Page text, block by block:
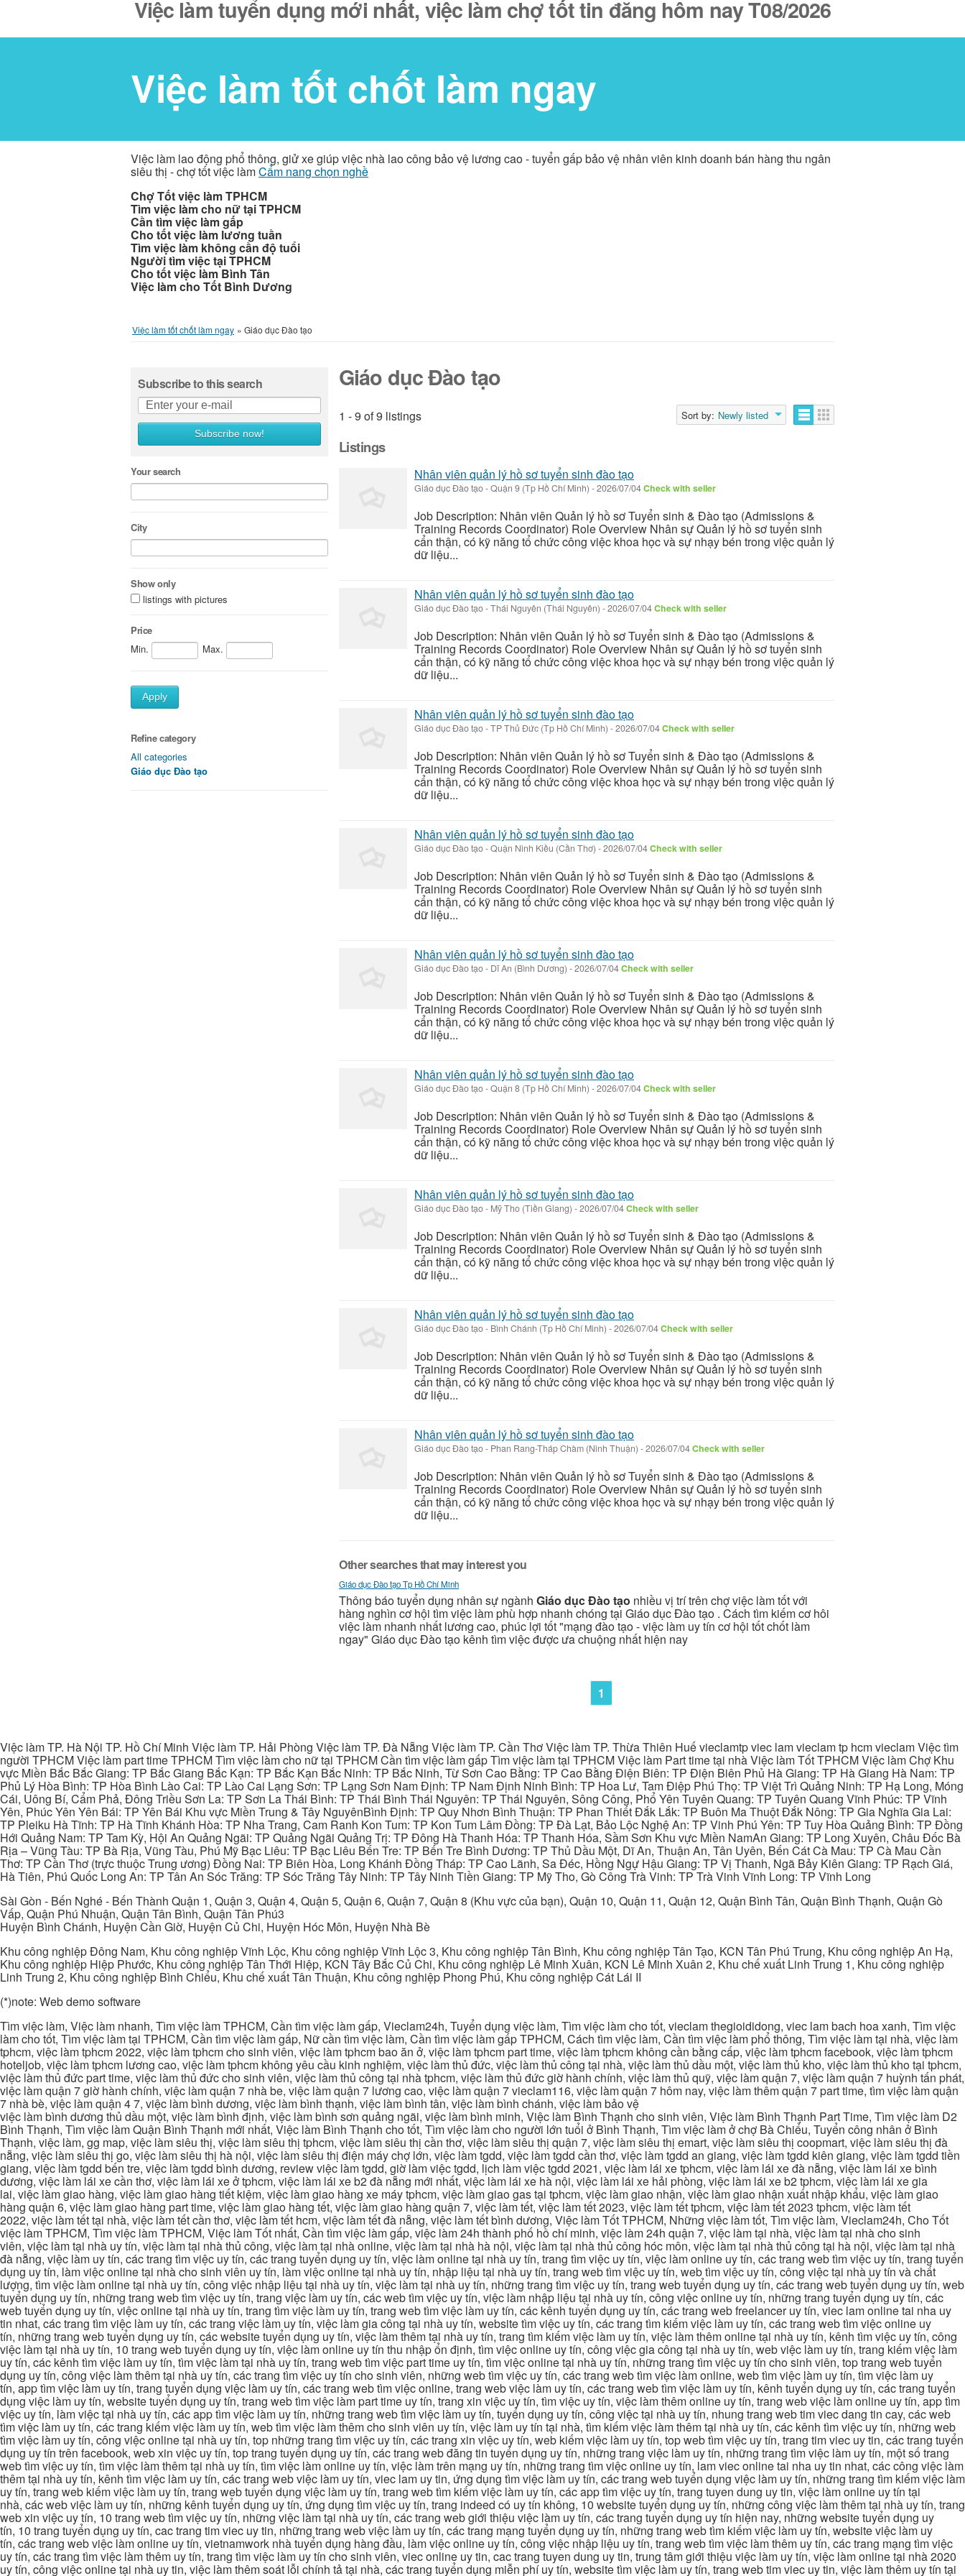
Việc làm tuyển dụng mới nhất, việc làm chợ tốt tin đăng hôm nay T08/2026
Việc làm tốt chốt làm ngay
Việc làm lao động phổ thông, giử xe giúp việc nhà lao công bảo vệ lương cao - tuyển gấp bảo vệ nhân viên kinh doanh bán hàng thu ngân
siêu thị - chợ tốt việc làmCẩm nang chọn nghề
Chợ Tốt việc làm TPHCM
Tìm việc làm cho nữ tại TPHCM
Cần tìm việc làm gấp
Cho tốt việc làm lương tuần
Tìm việc làm không cần độ tuổi
Người tìm việc tại TPHCM
Cho tốt việc làm Bình Tân
Việc làm cho Tốt Bình Dương
Việc làm tốt chốt làm ngay » Giáo dục Đào tạo
Subscribe to this search
Subscribe now!
Your search
City
Show only
listings with pictures
Price
Min.
Max.
Apply
Refine category
All categories
Giáo dục Đào tạo
Giáo dục Đào tạo
1 - 9 of 9 listings Sort by: Newly listed
Listings
Nhân viên quản lý hồ sơ tuyển sinh đào tạo
Giáo dục Đào tạo-Quận 9 (Tp Hồ Chí Minh) -2026/07/04Check with seller
Job Description: Nhân viên Quản lý hồ sơ Tuyển sinh & Đào tạo (Admissions &
Training Records Coordinator) Role Overview Nhân sự Quản lý hồ sơ tuyển sinh
cẩn thận, có kỹ năng tổ chức công việc khoa học và sự nhạy bén trong việc quản lý
dữ liệu...
Nhân viên quản lý hồ sơ tuyển sinh đào tạo
Giáo dục Đào tạo-Thái Nguyên (Thái Nguyên) -2026/07/04Check with seller
Job Description: Nhân viên Quản lý hồ sơ Tuyển sinh & Đào tạo (Admissions &
Training Records Coordinator) Role Overview Nhân sự Quản lý hồ sơ tuyển sinh
cẩn thận, có kỹ năng tổ chức công việc khoa học và sự nhạy bén trong việc quản lý
dữ liệu...
Nhân viên quản lý hồ sơ tuyển sinh đào tạo
Giáo dục Đào tạo-TP Thủ Đức (Tp Hồ Chí Minh) -2026/07/04Check with seller
Job Description: Nhân viên Quản lý hồ sơ Tuyển sinh & Đào tạo (Admissions &
Training Records Coordinator) Role Overview Nhân sự Quản lý hồ sơ tuyển sinh
cẩn thận, có kỹ năng tổ chức công việc khoa học và sự nhạy bén trong việc quản lý
dữ liệu...
Nhân viên quản lý hồ sơ tuyển sinh đào tạo
Giáo dục Đào tạo-Quận Ninh Kiều (Cần Thơ) -2026/07/04Check with seller
Job Description: Nhân viên Quản lý hồ sơ Tuyển sinh & Đào tạo (Admissions &
Training Records Coordinator) Role Overview Nhân sự Quản lý hồ sơ tuyển sinh
cẩn thận, có kỹ năng tổ chức công việc khoa học và sự nhạy bén trong việc quản lý
dữ liệu...
Nhân viên quản lý hồ sơ tuyển sinh đào tạo
Giáo dục Đào tạo- Dĩ An (Bình Dương) -2026/07/04Check with seller
Job Description: Nhân viên Quản lý hồ sơ Tuyển sinh & Đào tạo (Admissions &
Training Records Coordinator) Role Overview Nhân sự Quản lý hồ sơ tuyển sinh
cẩn thận, có kỹ năng tổ chức công việc khoa học và sự nhạy bén trong việc quản lý
dữ liệu...
Nhân viên quản lý hồ sơ tuyển sinh đào tạo
Giáo dục Đào tạo-Quận 8 (Tp Hồ Chí Minh) -2026/07/04Check with seller
Job Description: Nhân viên Quản lý hồ sơ Tuyển sinh & Đào tạo (Admissions &
Training Records Coordinator) Role Overview Nhân sự Quản lý hồ sơ tuyển sinh
cẩn thận, có kỹ năng tổ chức công việc khoa học và sự nhạy bén trong việc quản lý
dữ liệu...
Nhân viên quản lý hồ sơ tuyển sinh đào tạo
Giáo dục Đào tạo- Mỹ Tho (Tiền Giang) -2026/07/04Check with seller
Job Description: Nhân viên Quản lý hồ sơ Tuyển sinh & Đào tạo (Admissions &
Training Records Coordinator) Role Overview Nhân sự Quản lý hồ sơ tuyển sinh
cẩn thận, có kỹ năng tổ chức công việc khoa học và sự nhạy bén trong việc quản lý
dữ liệu...
Nhân viên quản lý hồ sơ tuyển sinh đào tạo
Giáo dục Đào tạo- Bình Chánh (Tp Hồ Chí Minh) -2026/07/04Check with seller
Job Description: Nhân viên Quản lý hồ sơ Tuyển sinh & Đào tạo (Admissions &
Training Records Coordinator) Role Overview Nhân sự Quản lý hồ sơ tuyển sinh
cẩn thận, có kỹ năng tổ chức công việc khoa học và sự nhạy bén trong việc quản lý
dữ liệu...
Nhân viên quản lý hồ sơ tuyển sinh đào tạo
Giáo dục Đào tạo- Phan Rang-Tháp Chàm (Ninh Thuận) -2026/07/04Check with seller
Job Description: Nhân viên Quản lý hồ sơ Tuyển sinh & Đào tạo (Admissions &
Training Records Coordinator) Role Overview Nhân sự Quản lý hồ sơ tuyển sinh
cẩn thận, có kỹ năng tổ chức công việc khoa học và sự nhạy bén trong việc quản lý
dữ liệu...
Other searches that may interest you
Giáo dục Đào tạo Tp Hồ Chí Minh
Thông báo tuyển dụng nhân sự ngành Giáo dục Đào tạo nhiều vị trí trên chợ việc làm tốt với
hàng nghìn cơ hội tìm việc làm phù hợp nhanh chóng tại Giáo dục Đào tạo . Cách tìm kiếm cơ hôi
việc làm nhanh nhất lương cao, phúc lợi tốt "mạng đào tạo - việc làm uy tín cơ hội tốt chốt làm
ngay" Giáo dục Đào tạo kênh tìm việc được ưa chuộng nhất hiện nay
1
Việc làm TP. Hà Nội TP. Hồ Chí Minh Việc làm TP. Hải Phòng Việc làm TP. Đà Nẵng Việc làm TP. Cần Thơ Việc làm TP. Thừa Thiên Huế vieclamtp viec lam vieclam tp hcm vieclam Việc tìm
người TPHCM Việc làm part time TPHCM Tìm việc làm cho nữ tại TPHCM Cần tìm việc làm gấp Tìm việc làm tại TPHCM Việc làm Part time tại nhà Việc làm Tốt TPHCM Việc làm Chợ Khu
vực Miền Bắc Bắc Giang: TP Bắc Giang Bắc Kạn: TP Bắc Kạn Bắc Ninh: TP Bắc Ninh, Từ Sơn Cao Bằng: TP Cao Bằng Điện Biên: TP Điện Biên Phủ Hà Giang: TP Hà Giang Hà Nam: TP
Phủ Lý Hòa Bình: TP Hòa Bình Lào Cai: TP Lào Cai Lạng Sơn: TP Lạng Sơn Nam Định: TP Nam Định Ninh Bình: TP Hoa Lư, Tam Điệp Phú Thọ: TP Việt Trì Quảng Ninh: TP Hạ Long, Móng
Cái, Uông Bí, Cẩm Phả, Đông Triều Sơn La: TP Sơn La Thái Bình: TP Thái Bình Thái Nguyên: TP Thái Nguyên, Sông Công, Phổ Yên Tuyên Quang: TP Tuyên Quang Vĩnh Phúc: TP Vĩnh
Yên, Phúc Yên Yên Bái: TP Yên Bái Khu vực Miền Trung & Tây NguyênBình Định: TP Quy Nhơn Bình Thuận: TP Phan Thiết Đắk Lắk: TP Buôn Ma Thuột Đắk Nông: TP Gia Nghĩa Gia Lai:
TP Pleiku Hà Tĩnh: TP Hà Tĩnh Khánh Hòa: TP Nha Trang, Cam Ranh Kon Tum: TP Kon Tum Lâm Đồng: TP Đà Lạt, Bảo Lộc Nghệ An: TP Vinh Phú Yên: TP Tuy Hòa Quảng Bình: TP Đồng
Hới Quảng Nam: TP Tam Kỳ, Hội An Quảng Ngãi: TP Quảng Ngãi Quảng Trị: TP Đông Hà Thanh Hóa: TP Thanh Hóa, Sầm Sơn Khu vực Miền NamAn Giang: TP Long Xuyên, Châu Đốc Bà
Rịa – Vũng Tàu: TP Bà Rịa, Vũng Tàu, Phú Mỹ Bạc Liêu: TP Bạc Liêu Bến Tre: TP Bến Tre Bình Dương: TP Thủ Dầu Một, Dĩ An, Thuận An, Tân Uyên, Bến Cát Cà Mau: TP Cà Mau Cần
Thơ: TP Cần Thơ (trực thuộc Trung ương) Đồng Nai: TP Biên Hòa, Long Khánh Đồng Tháp: TP Cao Lãnh, Sa Đéc, Hồng Ngự Hậu Giang: TP Vị Thanh, Ngã Bảy Kiên Giang: TP Rạch Giá,
Hà Tiên, Phú Quốc Long An: TP Tân An Sóc Trăng: TP Sóc Trăng Tây Ninh: TP Tây Ninh Tiền Giang: TP Mỹ Tho, Gò Công Trà Vinh: TP Trà Vinh Vĩnh Long: TP Vĩnh Long
Sài Gòn - Bến Nghé - Bến Thành Quận 1, Quận 3, Quận 4, Quận 5, Quận 6, Quận 7, Quận 8 (Khu vực của bạn), Quận 10, Quận 11, Quận 12, Quận Bình Tân, Quận Bình Thạnh, Quận Gò
Vấp, Quận Phú Nhuận, Quận Tân Bình, Quận Tân Phú3
Huyện Bình Chánh, Huyện Cần Giờ, Huyện Củ Chi, Huyện Hóc Môn, Huyện Nhà Bè
Khu công nghiệp Đông Nam, Khu công nghiệp Vĩnh Lộc, Khu công nghiệp Vĩnh Lộc 3, Khu công nghiệp Tân Bình, Khu công nghiệp Tân Tạo, KCN Tân Phú Trung, Khu công nghiệp An Hạ,
Khu công nghiệp Hiệp Phước, Khu công nghiệp Tân Thới Hiệp, KCN Tây Bắc Củ Chi, Khu công nghiệp Lê Minh Xuân, KCN Lê Minh Xuân 2, Khu chế xuất Linh Trung 1, Khu công nghiệp
Linh Trung 2, Khu công nghiệp Bình Chiểu, Khu chế xuất Tân Thuận, Khu công nghiệp Phong Phú, Khu công nghiệp Cát Lái II
(*)note: Web demo software
Tìm việc làm, Việc làm nhanh, Tìm việc làm TPHCM, Cần tìm việc làm gấp, Vieclam24h, Tuyển dụng việc làm, Tìm việc làm cho tốt, vieclam thegioididong, viec lam bach hoa xanh, Tìm việc
làm cho tốt, Tìm việc làm tại TPHCM, Cần tìm việc làm gấp, Nữ cần tìm việc làm, Cần tìm việc làm gấp TPHCM, Cách tìm việc làm, Cần tìm việc làm phổ thông, Tìm việc làm tại nhà, việc làm
tphcm, việc làm tphcm 2022, việc làm tphcm cho sinh viên, việc làm tphcm bao ăn ở, việc làm tphcm part time, việc làm tphcm không cần bằng cấp, việc làm tphcm facebook, việc làm tphcm
hoteljob, việc làm tphcm lương cao, việc làm tphcm không yêu cầu kinh nghiệm, việc làm thủ đức, việc làm thủ công tại nhà, việc làm thủ dầu một, việc làm thủ kho, việc làm thủ kho tại tphcm,
việc làm thủ đức part time, việc làm thủ đức cho sinh viên, việc làm thủ công tại nhà tphcm, việc làm thủ đức giờ hành chính, việc làm thủ quỹ, việc làm quận 7, việc làm quận 7 huỳnh tấn phát,
việc làm quận 7 giờ hành chính, việc làm quận 7 nhà be, việc làm quận 7 lương cao, việc làm quận 7 vieclam116, việc làm quận 7 hôm nay, việc làm thêm quận 7 part time, tìm việc làm quận
7 nhà bè, việc làm quận 4 7, việc làm bình dương, việc làm bình thạnh, việc làm bình tân, việc làm bình chánh, việc làm bảo vệ
việc làm bình dương thủ dầu một, việc làm bình định, việc làm bình sơn quảng ngãi, việc làm bình minh, Việc làm Bình Thạnh cho sinh viên, Việc làm Bình Thạnh Part Time, Tìm việc làm D2
Bình Thạnh, Tìm việc làm Quận Bình Thạnh mới nhất, Việc làm Bình Thạnh cho tốt, Tìm việc làm cho người lớn tuổi ở Bình Thạnh, Tìm việc làm ở chợ Bà Chiểu, Tuyển công nhân ở Bình
Thạnh, việc làm, gg map, việc làm siêu thị, việc làm siêu thị tphcm, việc làm siêu thị cần thơ, việc làm siêu thị quận 7, việc làm siêu thị emart, việc làm siêu thị coopmart, việc làm siêu thị đà
nẵng, việc làm siêu thị go, việc làm siêu thị hà nội, việc làm siêu thị điện máy chợ lớn, việc làm tgdd, việc làm tgdd cần thơ, việc làm tgdd an giang, việc làm tgdd kiên giang, việc làm tgdd tiền
giang, việc làm tgdd bến tre, việc làm tgdd bình dương, review việc làm tgdd, giờ làm việc tgdd, lịch làm việc tgdd 2021, việc làm lái xe tphcm, việc làm lái xe đà nẵng, việc làm lái xe bình
dương, việc làm lái xe cần thơ, việc làm lái xe ở tphcm, việc làm lái xe b2 đà nẵng mới nhất, việc làm lái xe hà nội, việc làm lái xe hải phòng, việc làm lái xe b2 tphcm, việc làm lái xe gia
lai, việc làm giao hàng, việc làm giao hàng tiết kiệm, việc làm giao hàng xe máy tphcm, việc làm giao gas tại tphcm, việc làm giao nhận, việc làm giao nhận xuất nhập khẩu, việc làm giao
hàng quận 6, việc làm giao hàng part time, việc làm giao hàng tết, việc làm giao hàng quận 7, việc làm tết, việc làm tết 2023, việc làm tết tphcm, việc làm tết 2023 tphcm, việc làm tết
2022, việc làm tết tại nhà, việc làm tết cần thơ, việc làm tết hcm, việc làm tết đà nẵng, việc làm tết bình dương, Việc làm Tốt TPHCM, Những việc làm tốt, Tìm việc làm, Vieclam24h, Cho Tốt
việc làm TPHCM, Tìm việc làm TPHCM, Việc làm Tốt nhất, Cần tìm việc làm gấp, việc làm 24h thành phố hồ chí minh, việc làm 24h quận 7, việc làm tại nhà, việc làm tại nhà cho sinh
viên, việc làm tại nhà uy tín, việc làm tại nhà thủ công, việc làm tại nhà online, việc làm tại nhà hà nội, việc làm tại nhà thủ công hóc môn, việc làm tại nhà thủ công tại hà nội, việc làm tại nhà
đà nẵng, việc làm uy tín, các trang tìm việc uy tín, các trang tuyển dụng uy tín, việc làm online tại nhà uy tín, trang tìm việc uy tín, việc làm online uy tín, các trang web tìm việc uy tín, trang tuyển
dụng uy tín, làm việc online tại nhà cho sinh viên uy tín, làm việc online tại nhà uy tín, nhập liệu tại nhà uy tín, trang web tìm việc uy tín, web tìm việc uy tín, công việc tại nhà uy tín và chất
lượng, tìm việc làm online tại nhà uy tín, công việc nhập liệu tại nhà uy tín, việc làm tại nhà uy tín, những trang tìm việc uy tín, trang web tuyển dụng uy tín, các trang web tuyển dụng uy tín, web
tuyển dụng uy tín, những trang web tìm việc uy tín, trang việc làm uy tín, các web tìm việc uy tín, việc làm nhập liệu tại nhà uy tín, công việc online uy tín, những trang tuyển dụng uy tín, các
web tuyển dụng uy tín, việc online tại nhà uy tín, trang tìm việc làm uy tín, trang web tìm việc làm uy tín, các kênh tuyển dụng uy tín, các trang web freelancer uy tín, viec lam online tai nha uy
tin nhat, các trang tìm việc làm uy tín, các trang việc làm uy tín, việc làm gia công tại nhà uy tín, website tìm việc uy tín, các trang tìm kiếm việc làm uy tín, các trang web tìm việc online uy
tín, những trang web tuyển dụng uy tín, các website tuyển dụng uy tín, việc làm thêm tại nhà uy tín, trang tìm kiếm việc làm uy tín, việc làm thêm online tại nhà uy tín, kênh tìm việc uy tín, công
việc làm tại nhà uy tín, 10 trang web tuyển dụng uy tín, việc làm online uy tín thu nhập ổn định, tìm việc online uy tín, công việc gia công tại nhà uy tín, web việc làm uy tín, trang kiếm việc làm
uy tín, các kênh tìm việc làm uy tín, tìm việc làm tại nhà uy tín, trang web tìm việc part time uy tín, tìm việc online tại nhà uy tín, những trang tìm việc uy tín cho sinh viên, top trang web tuyển
dụng uy tín, công việc làm thêm tại nhà uy tín, các trang tìm việc uy tín cho sinh viên, những web tìm việc uy tín, các trang web tìm việc làm online, web tìm việc làm uy tín, tìm việc làm uy
tín, app tìm việc làm uy tín, trang tuyển dụng việc làm uy tín, các trang web tìm việc online, trang web việc làm uy tín, các trang web tìm việc làm uy tín, kênh tuyển dụng uy tín, các trang tuyển
dụng việc làm uy tín, website tuyển dụng uy tín, trang web tìm việc làm part time uy tín, trang xin việc uy tín, tìm việc uy tín, việc làm thêm online uy tín, trang web việc làm online uy tín, app tìm
việc uy tín, làm việc tại nhà uy tín, các app tìm việc làm uy tín, những trang web tìm việc làm uy tín, tuyển dụng uy tín, công việc tại nhà uy tín, nhung trang web tim viec dang tin cay, các web
tìm việc làm uy tín, các trang kiếm việc làm uy tín, web tìm việc làm thêm cho sinh viên uy tín, việc làm uy tín tại nhà, tìm kiếm việc làm thêm tại nhà uy tín, các kênh tìm việc uy tín, những web
tìm việc làm uy tín, công việc online tại nhà uy tín, top những trang tìm việc uy tín, các trang xin việc uy tín, web kiếm việc làm uy tín, top web tìm việc uy tín, trang tim viec uy tin, các trang tuyển
dụng uy tín trên facebook, web xin việc uy tín, top trang tuyển dụng uy tín, các trang web đăng tin tuyển dụng uy tín, những trang việc làm uy tín, những trang tìm việc làm uy tín, một số trang
web tìm việc uy tín, tìm việc làm thêm tại nhà uy tín, tìm việc làm online uy tín, việc làm trên mạng uy tín, những trang tìm việc online uy tín, lam viec online tai nha uy tin nhat, các công việc làm
thêm tại nhà uy tín, kênh tìm việc làm uy tín, các trang web việc làm uy tín, viec lam uy tin, ứng dụng tìm việc làm uy tín, các trang web tuyển dụng việc làm uy tín, những trang tìm kiếm việc làm
uy tín, trang web kiếm việc làm uy tín, trang web tuyển dụng việc làm uy tín, trang web tìm kiếm việc làm uy tín, các app tìm việc uy tín, trang tuyen dung uy tin, việc làm online uy tín tại
nhà, các web việc làm uy tín, những kênh tuyển dụng uy tín, ứng dụng tìm việc uy tín, trang indeed có uy tín không, 10 website tuyển dụng uy tín, những công việc làm thêm tại nhà uy tín, trang
web xin việc uy tín, 10 trang web tìm việc uy tín, những việc làm tại nhà uy tín, các trang web giới thiệu việc làm uy tín, các trang tuyển dụng uy tín hiện nay, những website tuyển dụng uy
tín, 10 trang tuyển dụng uy tín, cac trang tim viec uy tin, những trang web việc làm uy tín, các trang mạng tuyển dụng uy tín, những trang web tìm kiếm việc làm uy tín, website việc làm uy
tín, các trang web việc làm online uy tín, vietnamwork nhà tuyển dụng hàng đầu, làm việc online uy tín, công việc nhập liệu uy tín, trang web tìm việc làm thêm uy tín, các trang mạng tìm việc
uy tín, các trang tìm việc làm thêm uy tín, trang tìm việc làm uy tín cho sinh viên, viec online uy tin, cac trang tuyen dung uy tin, trung tâm giới thiệu việc làm uy tín, việc làm online tại nhà 2020
uy tín, công việc online tại nhà uy tin, việc làm thêm soát lỗi chính tả tại nhà, các trang tuyển dụng miễn phí uy tín, website tìm việc làm uy tín, trang web tim viec uy tin, việc làm thêm uy tín tại